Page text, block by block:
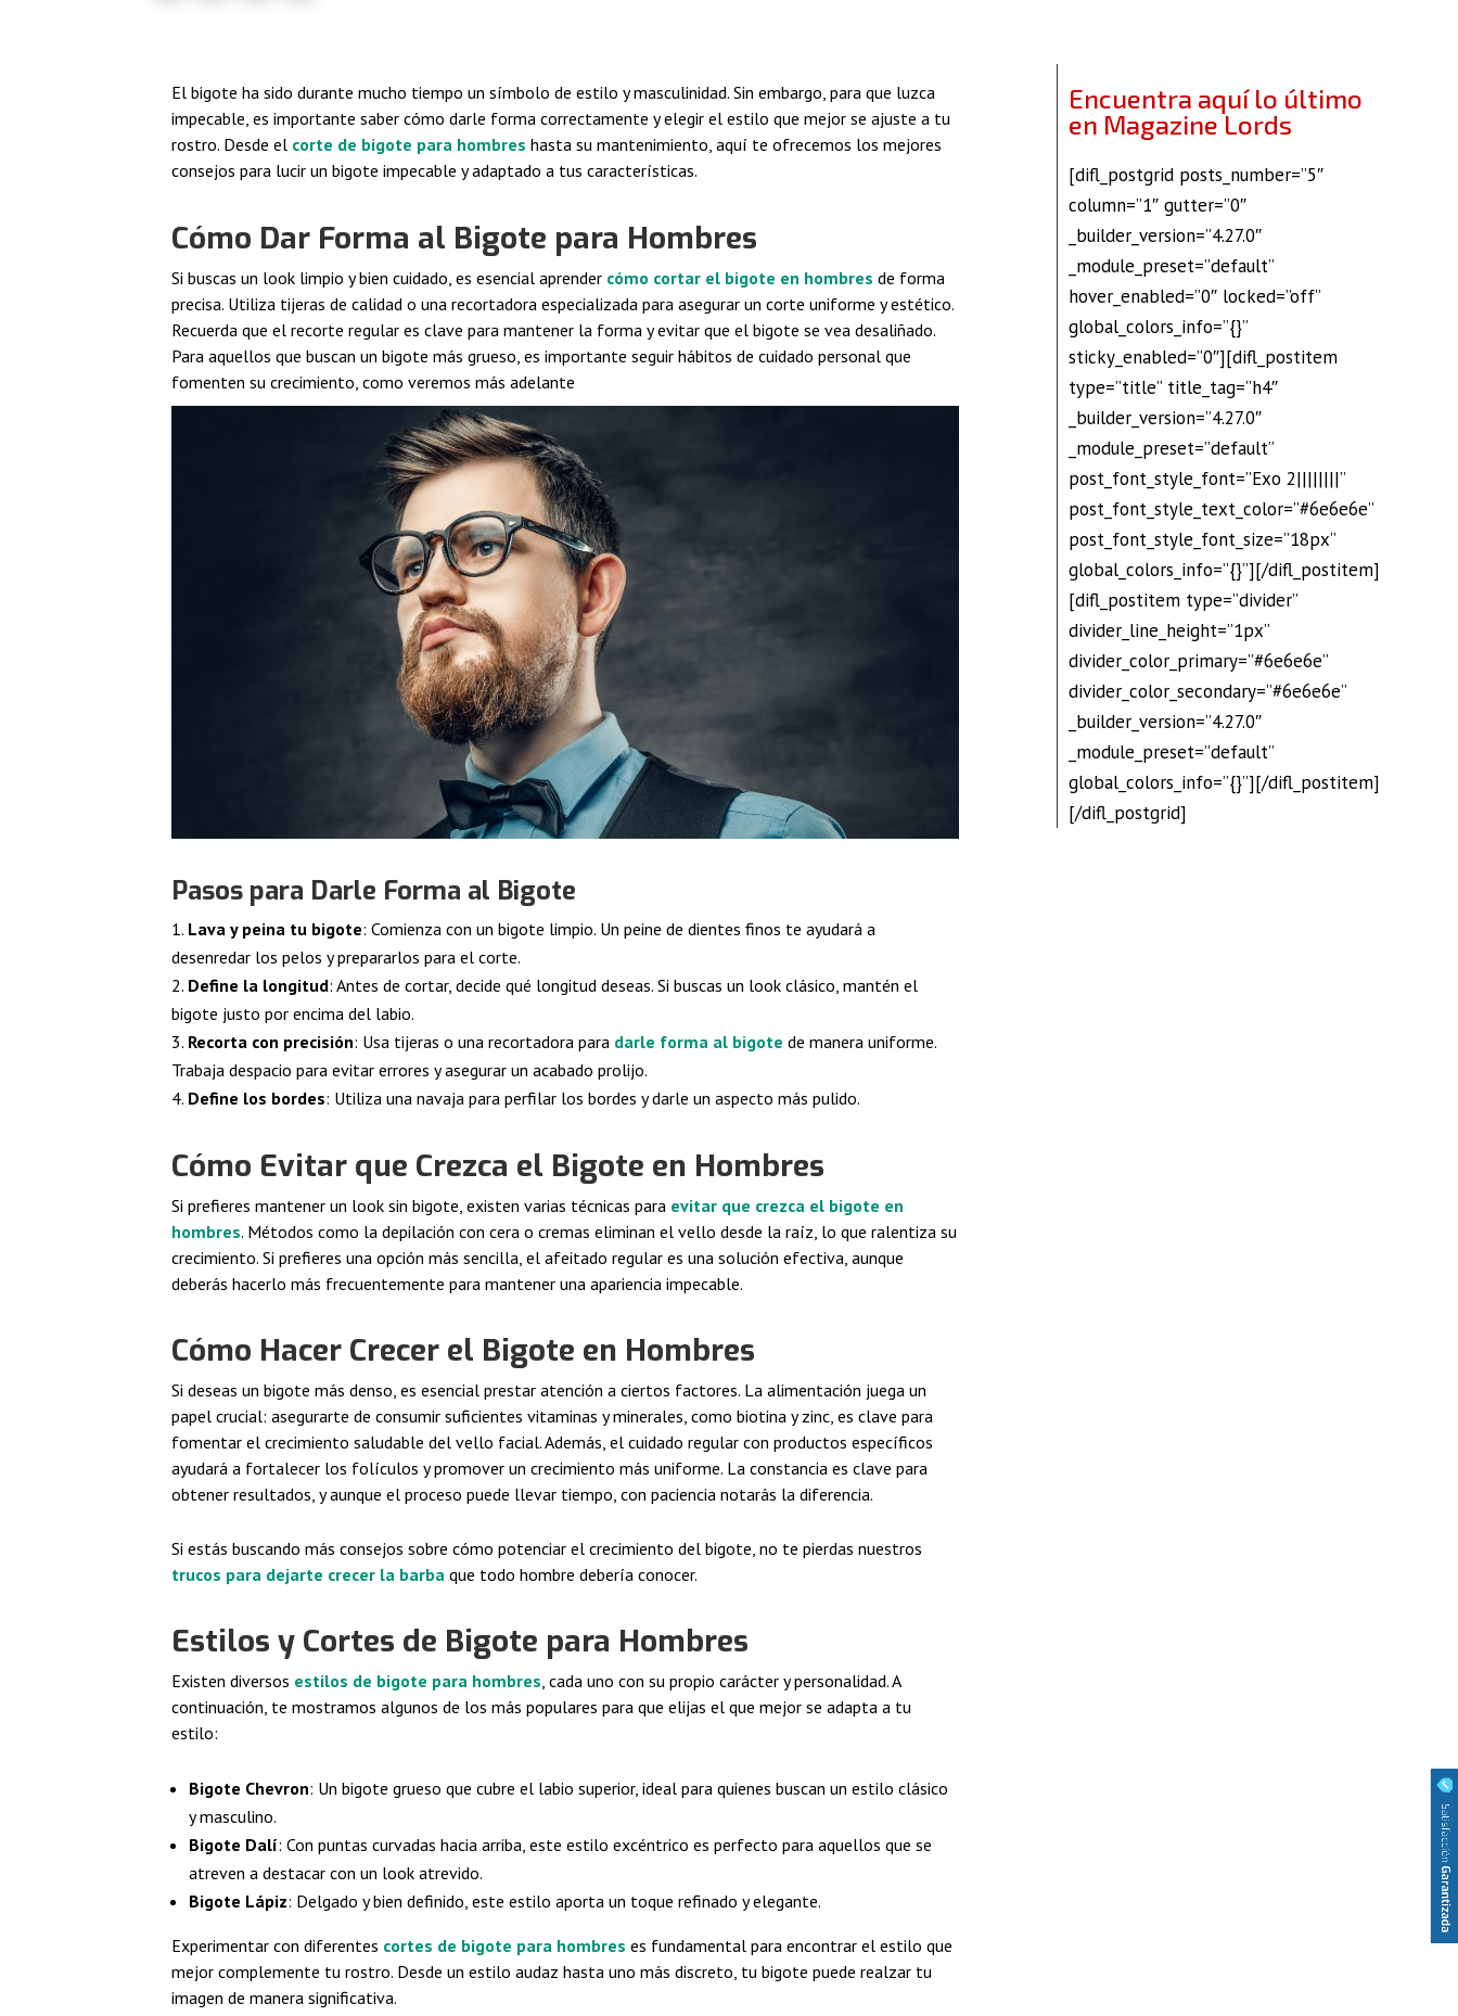
El bigote ha sido durante mucho tiempo un símbolo de estilo y masculinidad. Sin embargo, para que luzca
impecable, es importante saber cómo darle forma correctamente y elegir el estilo que mejor se ajuste a tu
rostro. Desde el corte de bigote para hombres hasta su mantenimiento, aquí te ofrecemos los mejores
consejos para lucir un bigote impecable y adaptado a tus características.
Cómo Dar Forma al Bigote para Hombres
Si buscas un look limpio y bien cuidado, es esencial aprender cómo cortar el bigote en hombres de forma
precisa. Utiliza tijeras de calidad o una recortadora especializada para asegurar un corte uniforme y estético.
Recuerda que el recorte regular es clave para mantener la forma y evitar que el bigote se vea desaliñado.
Para aquellos que buscan un bigote más grueso, es importante seguir hábitos de cuidado personal que
fomenten su crecimiento, como veremos más adelante
Pasos para Darle Forma al Bigote
Lava y peina tu bigote: Comienza con un bigote limpio. Un peine de dientes finos te ayudará a
desenredar los pelos y prepararlos para el corte.
Define la longitud: Antes de cortar, decide qué longitud deseas. Si buscas un look clásico, mantén el
bigote justo por encima del labio.
Recorta con precisión: Usa tijeras o una recortadora para darle forma al bigote de manera uniforme.
Trabaja despacio para evitar errores y asegurar un acabado prolijo.
Define los bordes: Utiliza una navaja para perfilar los bordes y darle un aspecto más pulido.
Cómo Evitar que Crezca el Bigote en Hombres
Si prefieres mantener un look sin bigote, existen varias técnicas para evitar que crezca el bigote en
hombres. Métodos como la depilación con cera o cremas eliminan el vello desde la raíz, lo que ralentiza su
crecimiento. Si prefieres una opción más sencilla, el afeitado regular es una solución efectiva, aunque
deberás hacerlo más frecuentemente para mantener una apariencia impecable.
Cómo Hacer Crecer el Bigote en Hombres
Si deseas un bigote más denso, es esencial prestar atención a ciertos factores. La alimentación juega un
papel crucial: asegurarte de consumir suficientes vitaminas y minerales, como biotina y zinc, es clave para
fomentar el crecimiento saludable del vello facial. Además, el cuidado regular con productos específicos
ayudará a fortalecer los folículos y promover un crecimiento más uniforme. La constancia es clave para
obtener resultados, y aunque el proceso puede llevar tiempo, con paciencia notarás la diferencia.
Si estás buscando más consejos sobre cómo potenciar el crecimiento del bigote, no te pierdas nuestros
trucos para dejarte crecer la barbaque todo hombre debería conocer.
Estilos y Cortes de Bigote para Hombres
Existen diversos estilos de bigote para hombres, cada uno con su propio carácter y personalidad. A
continuación, te mostramos algunos de los más populares para que elijas el que mejor se adapta a tu
estilo:
Bigote Chevron: Un bigote grueso que cubre el labio superior, ideal para quienes buscan un estilo clásico
y masculino.
Bigote Dalí: Con puntas curvadas hacia arriba, este estilo excéntrico es perfecto para aquellos que se
atreven a destacar con un look atrevido.
Bigote Lápiz: Delgado y bien definido, este estilo aporta un toque refinado y elegante.
Experimentar con diferentes cortes de bigote para hombres es fundamental para encontrar el estilo que
mejor complemente tu rostro. Desde un estilo audaz hasta uno más discreto, tu bigote puede realzar tu
imagen de manera significativa.
Encuentra aquí lo último
en Magazine Lords
[difl_postgrid posts_number=”5″
column=”1″ gutter=”0″
_builder_version=”4.27.0″
_module_preset=”default”
hover_enabled=”0″ locked=”off”
global_colors_info=”{}”
sticky_enabled=”0″][difl_postitem
type=”title” title_tag=”h4″
_builder_version=”4.27.0″
_module_preset=”default”
post_font_style_font=”Exo 2||||||||”
post_font_style_text_color=”#6e6e6e”
post_font_style_font_size=”18px”
global_colors_info=”{}”][/difl_postitem]
[difl_postitem type=”divider”
divider_line_height=”1px”
divider_color_primary=”#6e6e6e”
divider_color_secondary=”#6e6e6e”
_builder_version=”4.27.0″
_module_preset=”default”
global_colors_info=”{}”][/difl_postitem]
[/difl_postgrid]